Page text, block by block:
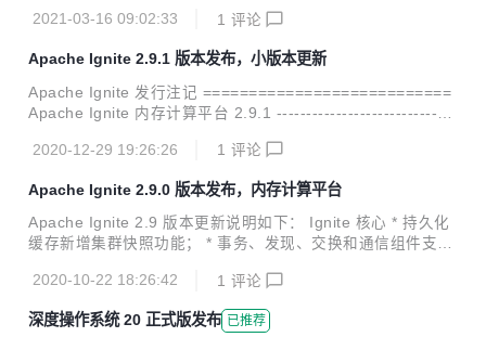
标； 控制脚本的输出中新增无...
出现故障，该问题将很快修复； - Spring Data迁移至ignite-e
瘦客户端迁移到单独的仓库。 **Ignite核心层:** - 新增了在集
群所有节点间检查网络连通性的API； - 新增了获取段大小的A
PI； - DataReg...
2021-03-16 09:02:33 1 评论
Apache Ignite 2.9.1 版本发布，小版本更新
Apache Ignite 发行注记 ===========================
Apache Ignite 内存计算平台 2.9.1 ------------------------------
coverySpi的优雅关闭； 新增二进制元数据的系统视图； 新增
标； 改进了检查点的并发行为； 修复了注销JMX Bean时导
致严重系统错误的问题； 修复了即使缓存已经关闭，IgniteCa
che...
2020-12-29 19:26:26 1 评论
Apache Ignite 2.9.0 版本发布，内存计算平台
Apache Ignite 2.9 版本更新说明如下： Ignite 核心 * 持久化
缓存新增集群快照功能； * 事务、发现、交换和通信组件支持
操作，对缓存进行数据修改（更新、删除、清理、创建、销毁
等）都是不允许的； * 透明数据加密新增主键旋转功能； * 新
增在沙箱中运行用户代码的功能； * 新增集群ID和标签属性，
2020-10-22 18:26:42 1 评论
深度操作系统 20 正式版发布 已推荐